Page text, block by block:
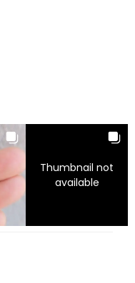
Thumbnail not
available